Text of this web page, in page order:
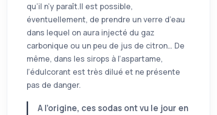
qu’il n’y paraît.Il est possible,
éventuellement, de prendre un verre d’eau
dans lequel on aura injecté du gaz
carbonique ou un peu de jus de citron… De
même, dans les sirops à l’aspartame,
l’édulcorant est très dilué et ne présente
pas de danger.
A l’origine, ces sodas ont vu le jour en